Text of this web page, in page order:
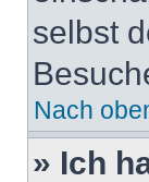
selbst
Nach
» Ich